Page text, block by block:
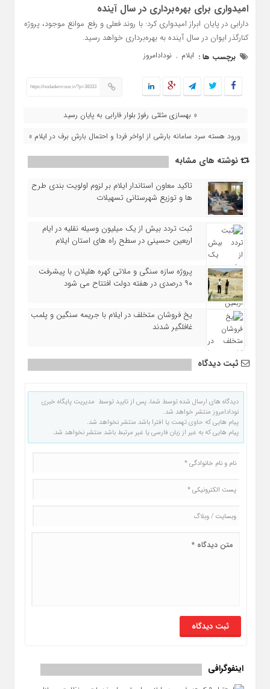
امیدواری برای بهره‌برداری در سال آینده
دارابی در پایان ابراز امیدواری کرد: با روند فعلی و رفع موانع موجود، پروژه
کنارگذر ایوان در سال آینده به بهره‌برداری خواهد رسید.
برچسب ها : ایلام , نودادامروز
https://nodademrooz.ir/?p=38333
« بهسازی مثلثی رفوژ بلوار فارابی به پایان رسید
ورود هسته سرد سامانه بارشی از اواخر فردا و احتمال بارش برف در ایلام »
نوشته های مشابه
تاکید معاون استاندار ایلام بر لزوم اولویت‌ بندی طرح‌
ها و توزیع شهرستانی تسهیلات
ثبت تردد بیش از یک میلیون وسیله نقلیه در ایام
اربعین حسینی در سطح راه‌ های استان ایلام
پروژه سازه سنگی و ملاتی کهره هلیلان با پیشرفت
۹۰ درصدی در هفته دولت افتتاح می شود
یخ‌ فروشان متخلف در ایلام با جریمه سنگین و پلمب
غافلگیر شدند
ثبت دیدگاه
دیدگاه های ارسال شده توسط شما، پس از تایید توسط مدیریت پایگاه خبری
نودادامروز منتشر خواهد شد.
پیام هایی که حاوی تهمت یا افترا باشد منتشر نخواهد شد.
پیام هایی که به غیر از زبان فارسی یا غیر مرتبط باشد منتشر نخواهد شد.
اینفوگرافی